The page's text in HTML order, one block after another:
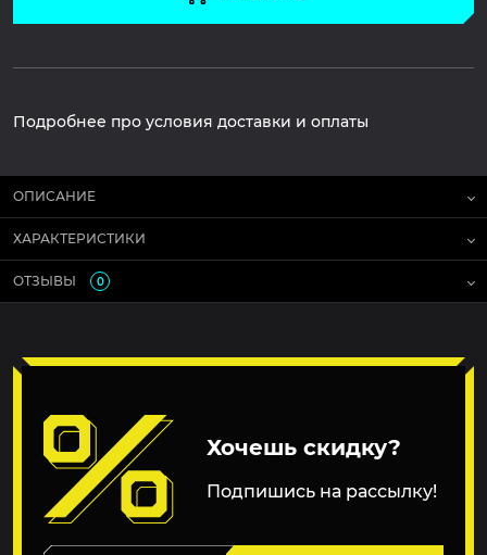
Подробнее про условия доставки и оплаты
ОПИСАНИЕ
ХАРАКТЕРИСТИКИ
ОТЗЫВЫ 0
Хочешь скидку?
Подпишись на рассылку!